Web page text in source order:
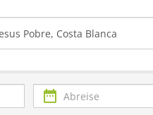
Abreise